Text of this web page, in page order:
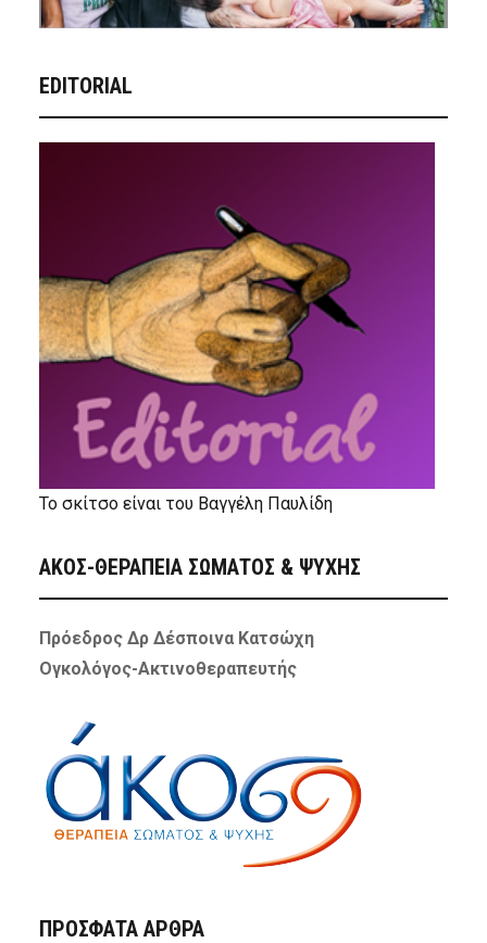
EDITORIAL
Το σκίτσο είναι του Βαγγέλη Παυλίδη
ΑΚΟΣ-ΘΕΡΑΠΕΙΑ ΣΩΜΑΤΟΣ & ΨΥΧΗΣ
Πρόεδρος Δρ Δέσποινα Κατσώχη
Ογκολόγος-Ακτινοθεραπευτής
ΠΡΌΣΦΑΤΑ ΆΡΘΡΑ